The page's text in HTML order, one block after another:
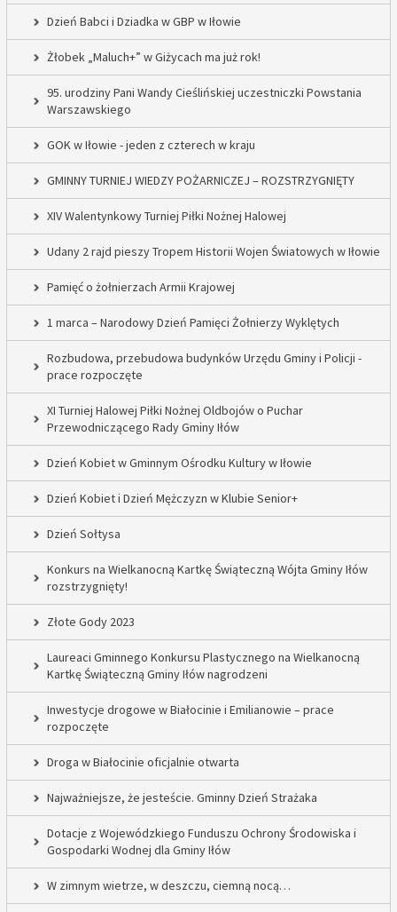
Dzień Babci i Dziadka w GBP w Iłowie
Żłobek „Maluch+” w Giżycach ma już rok!
95. urodziny Pani Wandy Cieślińskiej uczestniczki Powstania
Warszawskiego
GOK w Iłowie - jeden z czterech w kraju
GMINNY TURNIEJ WIEDZY POŻARNICZEJ – ROZSTRZYGNIĘTY
XIV Walentynkowy Turniej Piłki Nożnej Halowej
Udany 2 rajd pieszy Tropem Historii Wojen Światowych w Iłowie
Pamięć o żołnierzach Armii Krajowej
1 marca – Narodowy Dzień Pamięci Żołnierzy Wyklętych
Rozbudowa, przebudowa budynków Urzędu Gminy i Policji -
prace rozpoczęte
XI Turniej Halowej Piłki Nożnej Oldbojów o Puchar
Przewodniczącego Rady Gminy Iłów
Dzień Kobiet w Gminnym Ośrodku Kultury w Iłowie
Dzień Kobiet i Dzień Mężczyzn w Klubie Senior+
Dzień Sołtysa
Konkurs na Wielkanocną Kartkę Świąteczną Wójta Gminy Iłów
rozstrzygnięty!
Złote Gody 2023
Laureaci Gminnego Konkursu Plastycznego na Wielkanocną
Kartkę Świąteczną Gminy Iłów nagrodzeni
Inwestycje drogowe w Białocinie i Emilianowie – prace
rozpoczęte
Droga w Białocinie oficjalnie otwarta
Najważniejsze, że jesteście. Gminny Dzień Strażaka
Dotacje z Wojewódzkiego Funduszu Ochrony Środowiska i
Gospodarki Wodnej dla Gminy Iłów
W zimnym wietrze, w deszczu, ciemną nocą…